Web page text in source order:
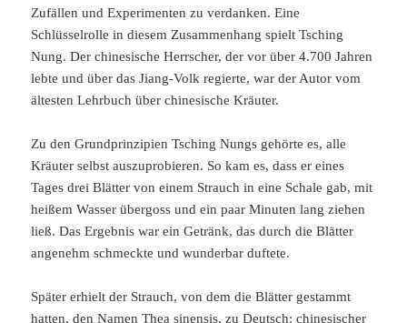
Zufällen und Experimenten zu verdanken. Eine
Schlüsselrolle in diesem Zusammenhang spielt Tsching
Nung. Der chinesische Herrscher, der vor über 4.700 Jahren
lebte und über das Jiang-Volk regierte, war der Autor vom
ältesten Lehrbuch über chinesische Kräuter.
Zu den Grundprinzipien Tsching Nungs gehörte es, alle
Kräuter selbst auszuprobieren. So kam es, dass er eines
Tages drei Blätter von einem Strauch in eine Schale gab, mit
heißem Wasser übergoss und ein paar Minuten lang ziehen
ließ. Das Ergebnis war ein Getränk, das durch die Blätter
angenehm schmeckte und wunderbar duftete.
Später erhielt der Strauch, von dem die Blätter gestammt
hatten, den Namen Thea sinensis, zu Deutsch: chinesischer